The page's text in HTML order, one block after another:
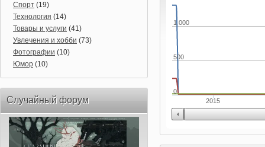
Спорт (19)
Технология (14)
Товары и услуги (41)
Увлечения и хобби (73)
Фотографии (10)
Юмор (10)
Случайный форум 2015
0
500
1 000